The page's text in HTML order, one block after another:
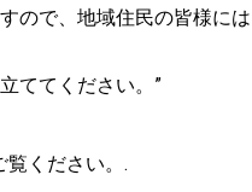
ので、地域住民の皆様に
ててください。”
ください。.